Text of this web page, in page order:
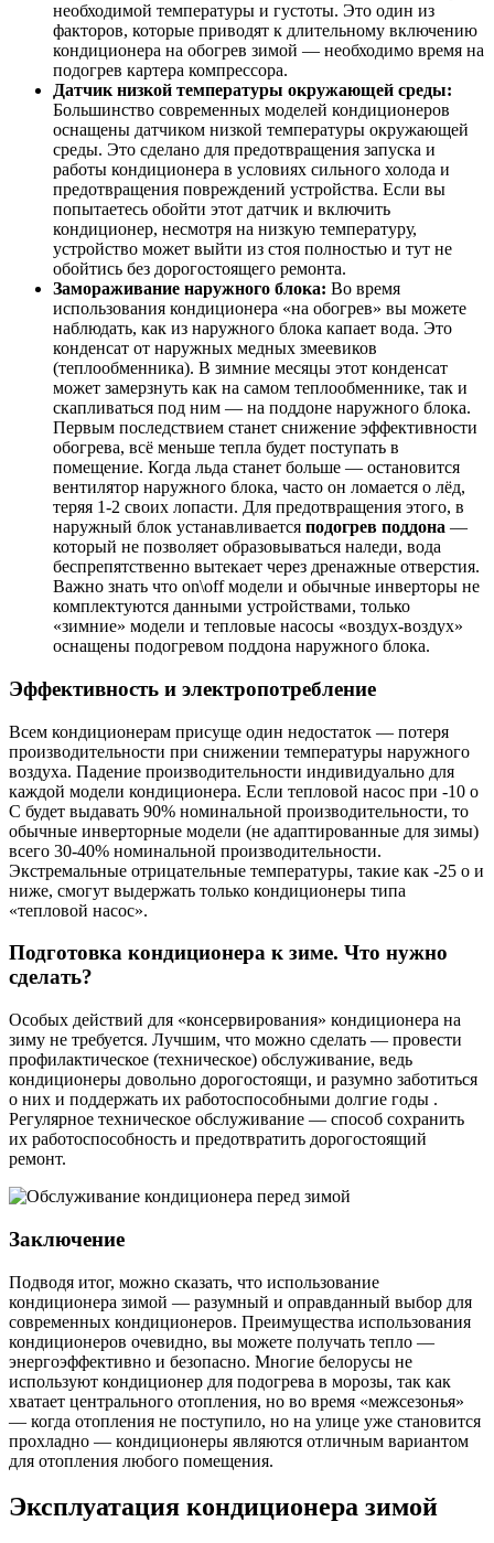
необходимой температуры и густоты. Это один из
факторов, которые приводят к длительному включению
кондиционера на обогрев зимой — необходимо время на
подогрев картера компрессора.
Датчик низкой температуры окружающей среды:
Большинство современных моделей кондиционеров
оснащены датчиком низкой температуры окружающей
среды. Это сделано для предотвращения запуска и
работы кондиционера в условиях сильного холода и
предотвращения повреждений устройства. Если вы
попытаетесь обойти этот датчик и включить
кондиционер, несмотря на низкую температуру,
устройство может выйти из стоя полностью и тут не
обойтись без дорогостоящего ремонта.
Замораживание наружного блока: Во время
использования кондиционера «на обогрев» вы можете
наблюдать, как из наружного блока капает вода. Это
конденсат от наружных медных змеевиков
(теплообменника). В зимние месяцы этот конденсат
может замерзнуть как на самом теплообменнике, так и
скапливаться под ним — на поддоне наружного блока.
Первым последствием станет снижение эффективности
обогрева, всё меньше тепла будет поступать в
помещение. Когда льда станет больше — остановится
вентилятор наружного блока, часто он ломается о лёд,
теряя 1-2 своих лопасти. Для предотвращения этого, в
наружный блок устанавливается подогрев поддона —
который не позволяет образовываться наледи, вода
беспрепятственно вытекает через дренажные отверстия.
Важно знать что on\off модели и обычные инверторы не
комплектуются данными устройствами, только
«зимние» модели и тепловые насосы «воздух-воздух»
оснащены подогревом поддона наружного блока.
Эффективность и электропотребление
Всем кондиционерам присуще один недостаток — потеря
производительности при снижении температуры наружного
воздуха. Падение производительности индивидуально для
каждой модели кондиционера. Если тепловой насос при -10 о
С будет выдавать 90% номинальной производительности, то
обычные инверторные модели (не адаптированные для зимы)
всего 30-40% номинальной производительности.
Экстремальные отрицательные температуры, такие как -25 о и
ниже, смогут выдержать только кондиционеры типа
«тепловой насос».
Подготовка кондиционера к зиме. Что нужно
сделать?
Особых действий для «консервирования» кондиционера на
зиму не требуется. Лучшим, что можно сделать — провести
профилактическое (техническое) обслуживание, ведь
кондиционеры довольно дорогостоящи, и разумно заботиться
о них и поддержать их работоспособными долгие годы .
Регулярное техническое обслуживание — способ сохранить
их работоспособность и предотвратить дорогостоящий
ремонт.
Заключение
Подводя итог, можно сказать, что использование
кондиционера зимой — разумный и оправданный выбор для
современных кондиционеров. Преимущества использования
кондиционеров очевидно, вы можете получать тепло —
энергоэффективно и безопасно. Многие белорусы не
используют кондиционер для подогрева в морозы, так как
хватает центрального отопления, но во время «межсезонья»
— когда отопления не поступило, но на улице уже становится
прохладно — кондиционеры являются отличным вариантом
для отопления любого помещения.
Эксплуатация кондиционера зимой